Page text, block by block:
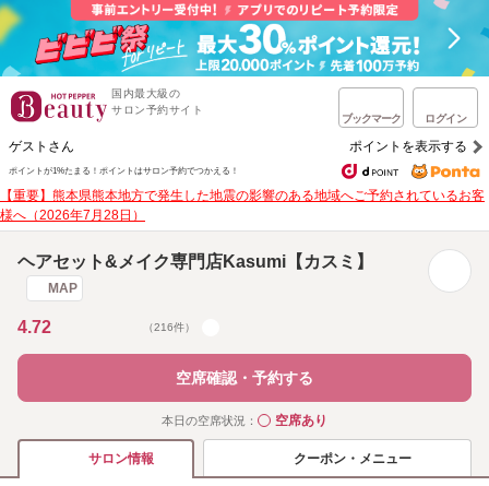
国内最大級の
サロン予約サイト
ブックマーク ログイン
ゲストさん ポイントを表示する
ポイントが1%たまる！ ポイントはサロン予約でつかえる！
【重要】熊本県熊本地方で発生した地震の影響のある地域へご予約されているお客
様へ（2026年7月28日）
ヘアセット&メイク専門店Kasumi【カスミ】
MAP
4.72 （216件）
空席確認・予約する
本日の空席状況： ◯空席あり
サロン情報 クーポン・メニュー